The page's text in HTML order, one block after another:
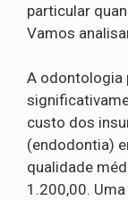
particular
Vamos
A odontologia
custo dos
(endodontia)
qualidade
1.200,00.